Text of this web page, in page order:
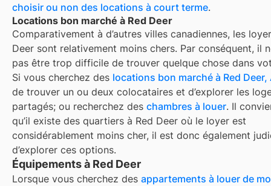
choisir ou non des locations à court terme.
Locations bon marché à Red Deer
Comparativement à d’autres villes canadiennes, les
Deer sont relativement moins chers. Par conséquent, il
pas être trop difficile de trouver quelque chose dans
Si vous cherchez des locations bon marché à Red Deer,
de trouver un ou deux colocataires et d’explorer les
partagés; ou recherchez des chambres à louer. Il
qu’il existe des quartiers à Red Deer où le loyer est
considérablement moins cher, il est donc également
d’explorer ces options.
Équipements à Red Deer
Lorsque vous cherchez des appartements à louer de